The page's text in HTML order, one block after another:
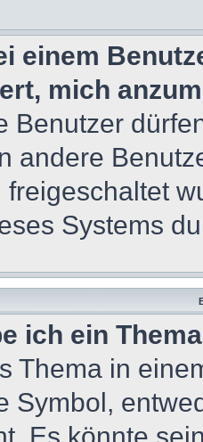
einem
mich
Benutzer
andere
Systems
ich ein
Thema in
Symbol,